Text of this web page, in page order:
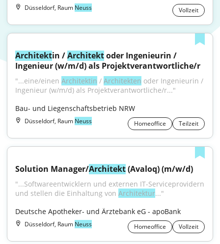
Düsseldorf, Raum Neuss Vollzeit
Architektin / Architekt oder Ingenieurin /
Ingenieur (w/m/d) als Projektverantwortliche/r
"...eine/einen Architektin / Architekten oder Ingenieurin /
Ingenieur (w/m/d) als Projektverantwortliche/r..."
Bau- und Liegenschaftsbetrieb NRW
Düsseldorf, Raum Neuss Homeoffice Teilzeit
Solution Manager/Architekt (Avaloq) (m/w/d)
"...Softwareentwicklern und externen IT-Serviceprovidern
und stellen die Einhaltung von Architektur..."
Deutsche Apotheker- und Ärztebank eG - apoBank
Düsseldorf, Raum Neuss Homeoffice Vollzeit